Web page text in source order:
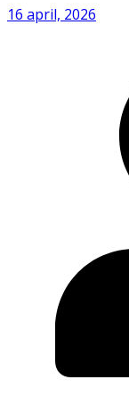
16 april, 2026